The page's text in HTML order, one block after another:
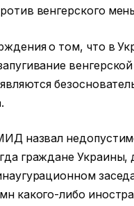
венгерского
о том, что в
назвал
граждане Украины,
какого-либо